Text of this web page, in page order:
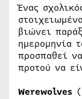
Ένας
βιώνει
ημερομηνία
προσπαθεί
προτού να
Werewolves